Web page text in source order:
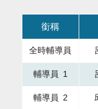
本表格為組織成
銜稱
全時輔導員
輔導員 1
輔導員 2